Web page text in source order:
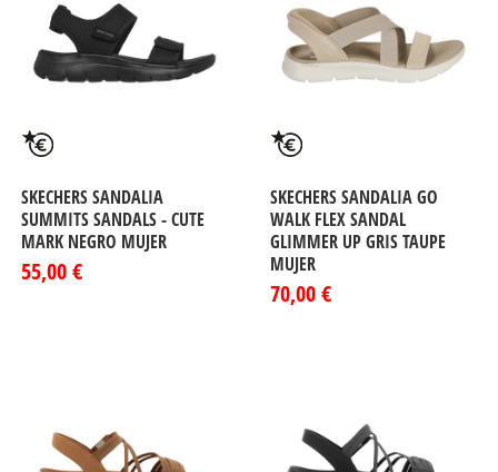
SKECHERS SANDALIA
SUMMITS SANDALS - CUTE
MARK NEGRO MUJER
55,00 €
SKECHERS SANDALIA GO
WALK FLEX SANDAL
GLIMMER UP GRIS TAUPE
MUJER
70,00 €